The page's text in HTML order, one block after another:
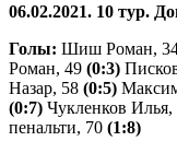
06.02.2021. 10 тур.
Голы: Шиш Роман,
Роман, 49 (0:3)
Назар, 58 (0:5)
(0:7) Чукленков Илья,
пенальти, 70 (1:8)